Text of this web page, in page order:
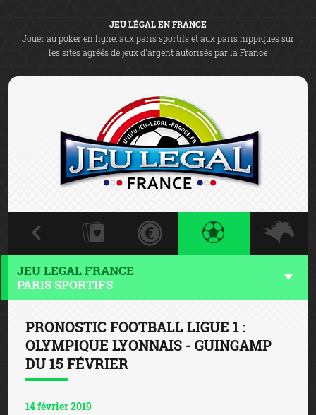
JEU LÉGAL EN FRANCE
Jouer au poker en ligne, aux paris sportifs et aux paris hippiques sur
les sites agréés de jeux d'argent autorisés par la France
JEU LEGAL FRANCE
PARIS SPORTIFS
PRONOSTIC FOOTBALL LIGUE 1 :
OLYMPIQUE LYONNAIS - GUINGAMP
DU 15 FÉVRIER
14 février 2019